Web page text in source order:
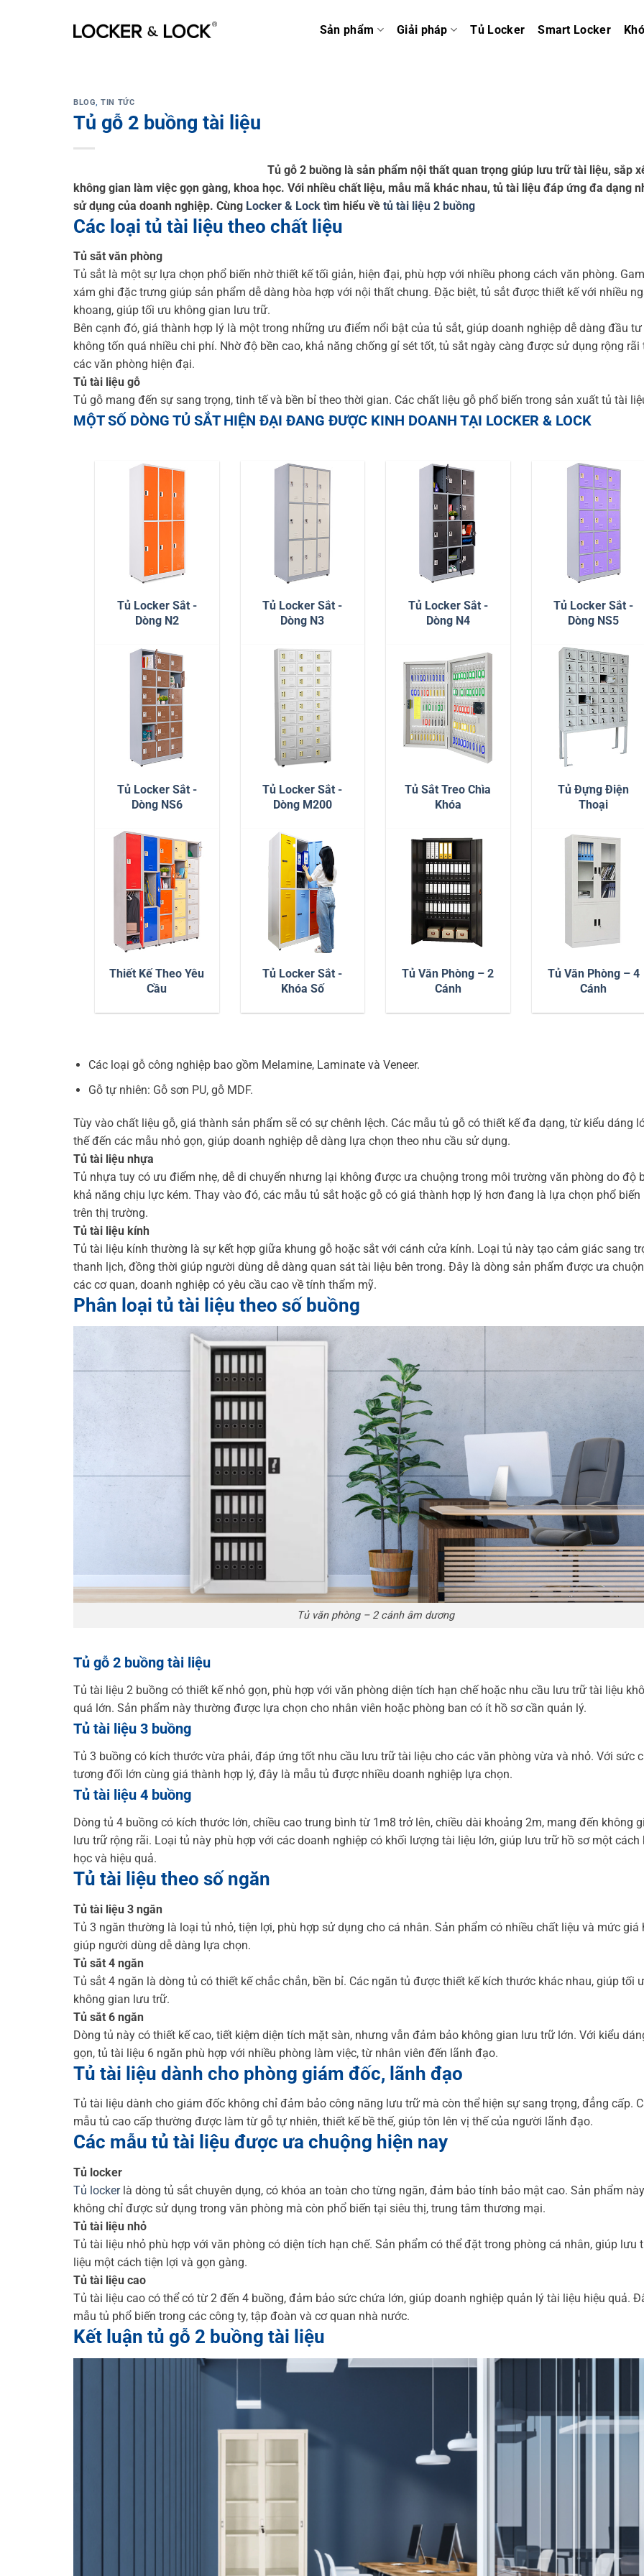
Sản phẩm Giải pháp Tủ Locker Smart Locker
BLOG,TIN TỨC
Tủ gỗ 2 buồng tài liệu
Tủ gỗ 2 buồng là sản phẩm nội thất quan trọng giúp lưu trữ tài liệu, sắp
không gian làm việc gọn gàng, khoa học. Với nhiều chất liệu, mẫu mã khác nhau, tủ tài liệu đáp ứng đa dạng
sử dụng của doanh nghiệp. Cùng Locker & Lock tìm hiểu về tủ tài liệu 2 buồng
Các loại tủ tài liệu theo chất liệu
Tủ sắt văn phòng
Tủ sắt là một sự lựa chọn phổ biến nhờ thiết kế tối giản, hiện đại, phù hợp với nhiều phong cách văn phòng.
xám ghi đặc trưng giúp sản phẩm dễ dàng hòa hợp với nội thất chung. Đặc biệt, tủ sắt được thiết kế với nhiều
khoang, giúp tối ưu không gian lưu trữ.
Bên cạnh đó, giá thành hợp lý là một trong những ưu điểm nổi bật của tủ sắt, giúp doanh nghiệp dễ dàng đầu tư
không tốn quá nhiều chi phí. Nhờ độ bền cao, khả năng chống gỉ sét tốt, tủ sắt ngày càng được sử dụng rộng rãi
các văn phòng hiện đại.
Tủ tài liệu gỗ
Tủ gỗ mang đến sự sang trọng, tinh tế và bền bỉ theo thời gian. Các chất liệu gỗ phổ biến trong sản xuất tủ tài
MỘT SỐ DÒNG TỦ SẮT HIỆN ĐẠI ĐANG ĐƯỢC KINH DOANH TẠI LOCKER & LOCK
Tủ Locker Sắt -
Dòng N2
Tủ Locker Sắt -
Dòng NS6
Thiết Kế Theo Yêu
Cầu
Tủ Locker Sắt -
Dòng N3
Tủ Locker Sắt -
Dòng M200
Tủ Locker Sắt -
Khóa Số
Tủ Locker Sắt -
Dòng N4
Tủ Sắt Treo Chìa
Khóa
Tủ Văn Phòng – 2
Cánh
Tủ Locker Sắt -
Dòng NS5
Tủ Đựng Điện
Thoại
Tủ Văn Phòng – 4
Cánh
Các loại gỗ công nghiệp bao gồm Melamine, Laminate và Veneer.
Gỗ tự nhiên: Gỗ sơn PU, gỗ MDF.
Tùy vào chất liệu gỗ, giá thành sản phẩm sẽ có sự chênh lệch. Các mẫu tủ gỗ có thiết kế đa dạng, từ kiểu dáng
thế đến các mẫu nhỏ gọn, giúp doanh nghiệp dễ dàng lựa chọn theo nhu cầu sử dụng.
Tủ tài liệu nhựa
Tủ nhựa tuy có ưu điểm nhẹ, dễ di chuyển nhưng lại không được ưa chuộng trong môi trường văn phòng do độ
khả năng chịu lực kém. Thay vào đó, các mẫu tủ sắt hoặc gỗ có giá thành hợp lý hơn đang là lựa chọn phổ biến
trên thị trường.
Tủ tài liệu kính
Tủ tài liệu kính thường là sự kết hợp giữa khung gỗ hoặc sắt với cánh cửa kính. Loại tủ này tạo cảm giác sang
thanh lịch, đồng thời giúp người dùng dễ dàng quan sát tài liệu bên trong. Đây là dòng sản phẩm được ưa
các cơ quan, doanh nghiệp có yêu cầu cao về tính thẩm mỹ.
Phân loại tủ tài liệu theo số buồng
Tủ văn phòng – 2 cánh âm dương
Tủ gỗ 2 buồng tài liệu
Tủ tài liệu 2 buồng có thiết kế nhỏ gọn, phù hợp với văn phòng diện tích hạn chế hoặc nhu cầu lưu trữ tài liệu
quá lớn. Sản phẩm này thường được lựa chọn cho nhân viên hoặc phòng ban có ít hồ sơ cần quản lý.
Tủ tài liệu 3 buồng
Tủ 3 buồng có kích thước vừa phải, đáp ứng tốt nhu cầu lưu trữ tài liệu cho các văn phòng vừa và nhỏ. Với sức
tương đối lớn cùng giá thành hợp lý, đây là mẫu tủ được nhiều doanh nghiệp lựa chọn.
Tủ tài liệu 4 buồng
Dòng tủ 4 buồng có kích thước lớn, chiều cao trung bình từ 1m8 trở lên, chiều dài khoảng 2m, mang đến không
lưu trữ rộng rãi. Loại tủ này phù hợp với các doanh nghiệp có khối lượng tài liệu lớn, giúp lưu trữ hồ sơ một cách
học và hiệu quả.
Tủ tài liệu theo số ngăn
Tủ tài liệu 3 ngăn
Tủ 3 ngăn thường là loại tủ nhỏ, tiện lợi, phù hợp sử dụng cho cá nhân. Sản phẩm có nhiều chất liệu và mức giá
giúp người dùng dễ dàng lựa chọn.
Tủ sắt 4 ngăn
Tủ sắt 4 ngăn là dòng tủ có thiết kế chắc chắn, bền bỉ. Các ngăn tủ được thiết kế kích thước khác nhau, giúp tối
không gian lưu trữ.
Tủ sắt 6 ngăn
Dòng tủ này có thiết kế cao, tiết kiệm diện tích mặt sàn, nhưng vẫn đảm bảo không gian lưu trữ lớn. Với kiểu
gọn, tủ tài liệu 6 ngăn phù hợp với nhiều phòng làm việc, từ nhân viên đến lãnh đạo.
Tủ tài liệu dành cho phòng giám đốc, lãnh đạo
Tủ tài liệu dành cho giám đốc không chỉ đảm bảo công năng lưu trữ mà còn thể hiện sự sang trọng, đẳng cấp.
mẫu tủ cao cấp thường được làm từ gỗ tự nhiên, thiết kế bề thế, giúp tôn lên vị thế của người lãnh đạo.
Các mẫu tủ tài liệu được ưa chuộng hiện nay
Tủ locker
Tủ lockerlà dòng tủ sắt chuyên dụng, có khóa an toàn cho từng ngăn, đảm bảo tính bảo mật cao. Sản phẩm này
không chỉ được sử dụng trong văn phòng mà còn phổ biến tại siêu thị, trung tâm thương mại.
Tủ tài liệu nhỏ
Tủ tài liệu nhỏ phù hợp với văn phòng có diện tích hạn chế. Sản phẩm có thể đặt trong phòng cá nhân, giúp lưu
liệu một cách tiện lợi và gọn gàng.
Tủ tài liệu cao
Tủ tài liệu cao có thể có từ 2 đến 4 buồng, đảm bảo sức chứa lớn, giúp doanh nghiệp quản lý tài liệu hiệu quả.
mẫu tủ phổ biến trong các công ty, tập đoàn và cơ quan nhà nước.
Kết luận tủ gỗ 2 buồng tài liệu